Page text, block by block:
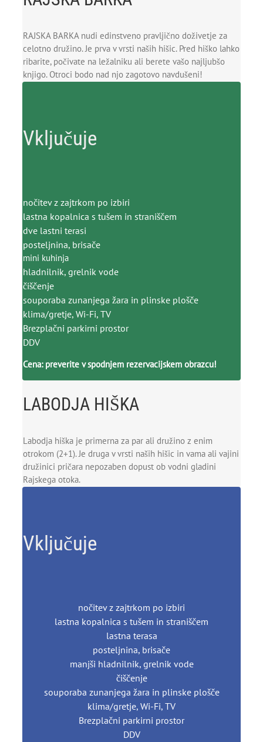
RAJSKA BARKA nudi edinstveno pravljično doživetje za
celotno družino. Je prva v vrsti naših hišic. Pred hiško lahko
ribarite, počivate na ležalniku ali berete vašo najljubšo
knjigo. Otroci bodo nad njo zagotovo navdušeni!
Vključuje
nočitev z zajtrkom po izbiri
lastna kopalnica s tušem in straniščem
dve lastni terasi
posteljnina, brisače
mini kuhinja
hladnilnik, grelnik vode
čiščenje
souporaba zunanjega žara in plinske plošče
klima/gretje, Wi-Fi, TV
Brezplačni parkirni prostor
DDV
Cena: preverite v spodnjem rezervacijskem obrazcu!
LABODJA HIŠKA
Labodja hiška je primerna za par ali družino z enim
otrokom (2+1). Je druga v vrsti naših hišic in vama ali vajini
družinici pričara nepozaben dopust ob vodni gladini
Rajskega otoka.
Vključuje
nočitev z zajtrkom po izbiri
lastna kopalnica s tušem in straniščem
lastna terasa
posteljnina, brisače
manjši hladnilnik, grelnik vode
čiščenje
souporaba zunanjega žara in plinske plošče
klima/gretje, Wi-Fi, TV
Brezplačni parkirni prostor
DDV